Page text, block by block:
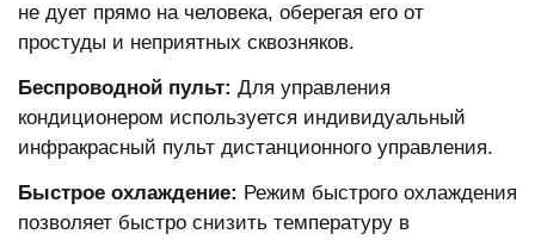
не дует прямо на человека, оберегая его от
простуды и неприятных сквозняков.
Беспроводной пульт: Для управления
кондиционером используется индивидуальный
инфракрасный пульт дистанционного управления.
Быстрое охлаждение: Режим быстрого охлаждения
позволяет быстро снизить температуру в